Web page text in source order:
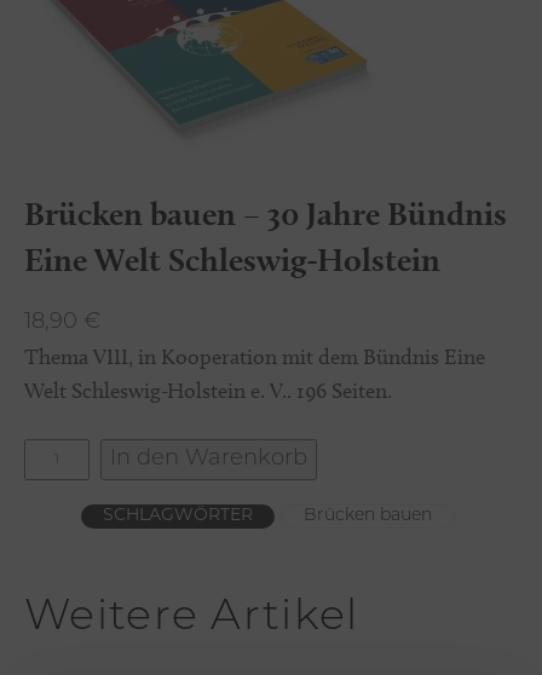
Brücken bauen – 30 Jahre Bündnis
Eine Welt Schleswig-Holstein
18,90 €
Thema VIII, in Kooperation mit dem Bündnis Eine
Welt Schleswig-Holstein e. V.. 196 Seiten.
e
In den Warenkorb
SCHLAGWÖRTER Brücken bauen
Weitere Artikel